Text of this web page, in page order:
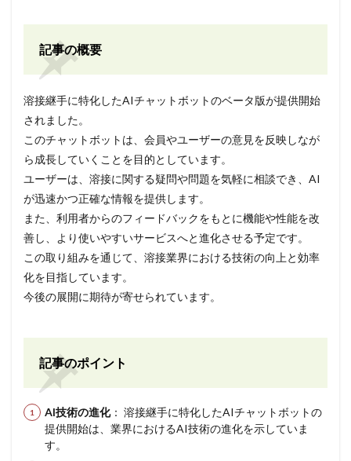
記事の概要
溶接継手に特化したAIチャットボットのベータ版が提供開始
されました。
このチャットボットは、会員やユーザーの意見を反映しなが
ら成長していくことを目的としています。
ユーザーは、溶接に関する疑問や問題を気軽に相談でき、AI
が迅速かつ正確な情報を提供します。
また、利用者からのフィードバックをもとに機能や性能を改
善し、より使いやすいサービスへと進化させる予定です。
この取り組みを通じて、溶接業界における技術の向上と効率
化を目指しています。
今後の展開に期待が寄せられています。
記事のポイント
AI技術の進化： 溶接継手に特化したAIチャットボットの
提供開始は、業界におけるAI技術の進化を示していま
す。